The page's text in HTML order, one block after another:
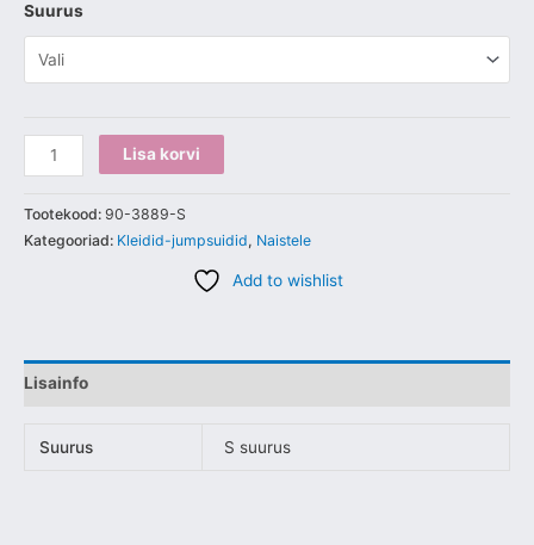
Suurus
Lisa korvi
Tootekood: 90-3889-S
Kategooriad: Kleidid-jumpsuidid, Naistele
Add to wishlist
Lisainfo
Suurus S suurus